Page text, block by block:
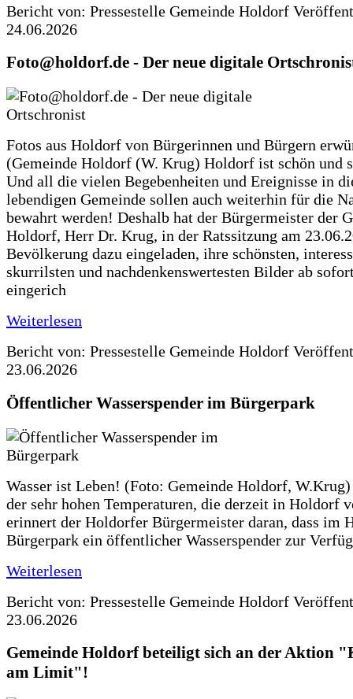
Bericht von: Pressestelle Gemeinde Holdorf
24.06.2026
Foto@holdorf.de - Der neue digitale
Fotos aus Holdorf von Bürgerinnen und Bürgern
(Gemeinde Holdorf (W. Krug) Holdorf ist schön und
Und all die vielen Begebenheiten und Ereignisse in
lebendigen Gemeinde sollen auch weiterhin für die
bewahrt werden! Deshalb hat der Bürgermeister der
Holdorf, Herr Dr. Krug, in der Ratssitzung am
Bevölkerung dazu eingeladen, ihre schönsten,
skurrilsten und nachdenkenswertesten Bilder ab
eingerich
Weiterlesen
Bericht von: Pressestelle Gemeinde Holdorf
23.06.2026
Öffentlicher Wasserspender im Bürgerpark
Wasser ist Leben! (Foto: Gemeinde Holdorf,
der sehr hohen Temperaturen, die derzeit in Holdorf
erinnert der Holdorfer Bürgermeister daran, dass im
Bürgerpark ein öffentlicher Wasserspender zur
Weiterlesen
Bericht von: Pressestelle Gemeinde Holdorf
23.06.2026
Gemeinde Holdorf beteiligt sich an der Aktion
am Limit"!